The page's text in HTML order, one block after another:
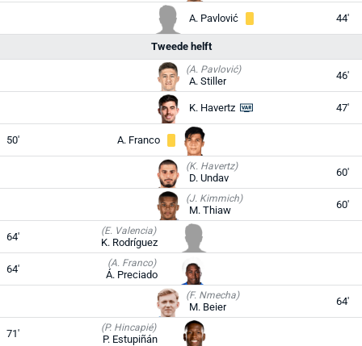
A. Pavlović 44'
Tweede helft
(A. Pavlović)
A. Stiller 46'
K. Havertz 47'
50' A. Franco
(K. Havertz)
D. Undav 60'
(J. Kimmich)
M. Thiaw 60'
64' (E. Valencia)
K. Rodríguez
64' (A. Franco)
Á. Preciado
(F. Nmecha)
M. Beier 64'
71' (P. Hincapié)
P. Estupiñán